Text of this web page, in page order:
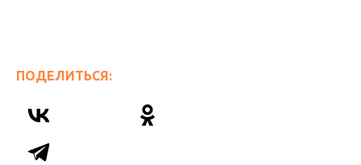
ПОДЕЛИТЬСЯ: